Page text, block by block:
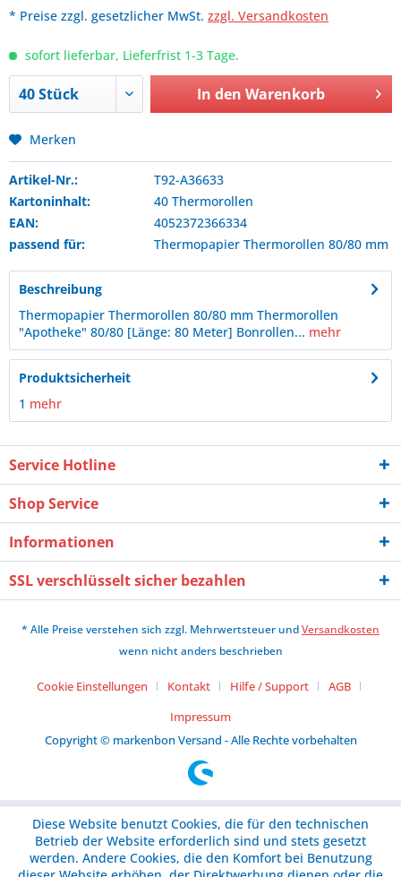
* Preise zzgl. gesetzlicher MwSt. zzgl. Versandkosten
sofort lieferbar, Lieferfrist 1-3 Tage.
In den Warenkorb
Merken
Artikel-Nr.:
T92-A36633
Kartoninhalt:
40 Thermorollen
EAN:
4052372366334
passend für:
Thermopapier Thermorollen 80/80 mm
Beschreibung
Thermopapier Thermorollen 80/80 mm Thermorollen
"Apotheke" 80/80 [Länge: 80 Meter] Bonrollen... mehr
Produktsicherheit
1 mehr
Service Hotline
Shop Service
Informationen
SSL verschlüsselt sicher bezahlen
* Alle Preise verstehen sich zzgl. Mehrwertsteuer undVersandkosten
wenn nicht anders beschrieben
Cookie Einstellungen Kontakt Hilfe / Support
AGB
Impressum
Copyright © markenbon Versand - Alle Rechte vorbehalten
Diese Website benutzt Cookies, die für den technischen
Betrieb der Website erforderlich sind und stets gesetzt
werden. Andere Cookies, die den Komfort bei Benutzung